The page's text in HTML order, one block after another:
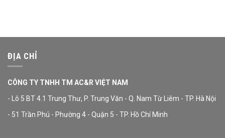
ĐỊA CHỈ
CÔNG TY TNHH TM AC&R VIỆT NAM
- Lô 5 BT 4.1 Trung Thư, P. Trung Văn - Q. Nam Từ Liêm - TP. Hà Nội
- 51 Trần Phú - Phường 4 - Quận 5 - TP. Hồ Chí Minh